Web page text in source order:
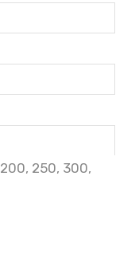
200, 250, 300,